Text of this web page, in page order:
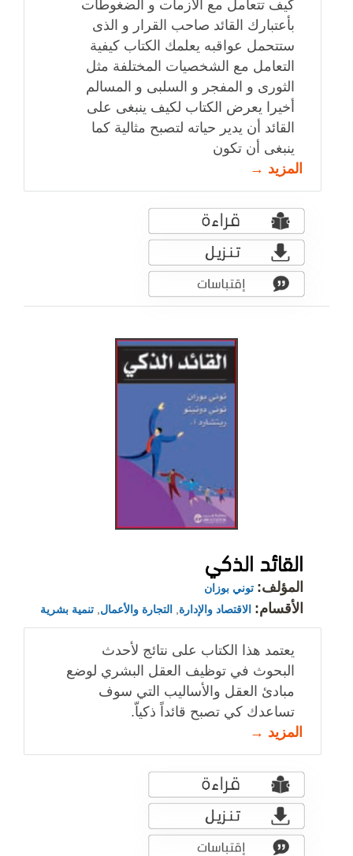
كيف تتعامل مع الازمات و الضغوطات
بأعتبارك القائد صاحب القرار و الذى
ستتحمل عواقبه يعلمك الكتاب كيفية
التعامل مع الشخصيات المختلفة مثل
الثورى و المفجر و السلبى و المسالم
أخيرا يعرض الكتاب لكيف ينبغى على
القائد أن يدير حياته لتصبح مثالية كما
ينبغى أن تكون
المزيد →
القائد الذكي
المؤلف: توني بوزان
الأقسام: الاقتصاد والإدارة التجارة والأعمال تنمية بشرية
يعتمد هذا الكتاب على نتائج لأحدث
البحوث في توظيف العقل البشري لوضع
مبادئ العقل والأساليب التي سوف
تساعدك كي تصبح قائداً ذكياّ.
المزيد →